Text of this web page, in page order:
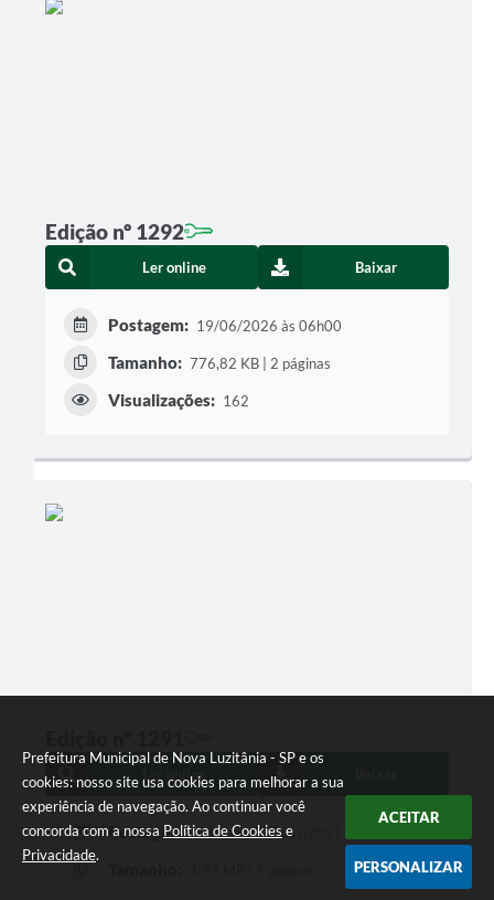
Prefeitura Municipal de Nova Luzitânia - SP e os
cookies: nosso site usa cookies para melhorar a sua
experiência de navegação. Ao continuar você
concorda com a nossa Política de Cookies e
Privacidade.
ACEITAR
PERSONALIZAR
Edição nº 1292
Ler online Baixar
Postagem: 19/06/2026 às 06h00
Tamanho: 776,82 KB | 2 páginas
Visualizações: 162
Ler online
Postagem: 18/06/2026 às 07h51